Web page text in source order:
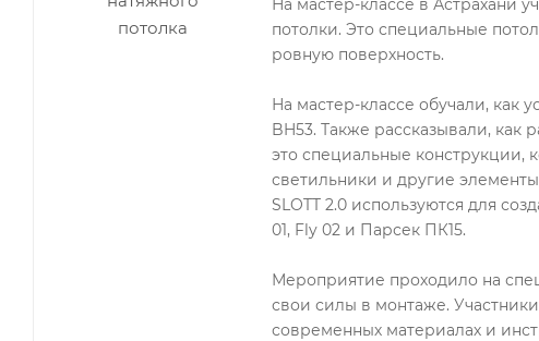
На мастер-классе в Астрахани
потолки. Это специальные
ровную поверхность.
На мастер-классе обучали, как
BH53. Также рассказывали,
это специальные конструкции,
светильники и другие
SLOTT 2.0 используются для
01, Fly 02 и Парсек ПК15.
Мероприятие проходило на
свои силы в монтаже.
современных материалах и